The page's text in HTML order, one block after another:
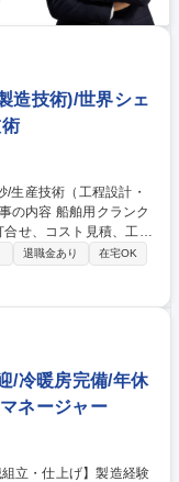
造技術)/世界シェ
せ、コスト見積、工程
ら下流まで関わること
工に関
(2)生産性向上を目的
顧客との仕様打合せ、
ごと」の担当ではなく
界中の海を渡るスケー
を務めるなど、中途入
退職金あり
在宅OK
/冷暖房完備/年休
ネージャー